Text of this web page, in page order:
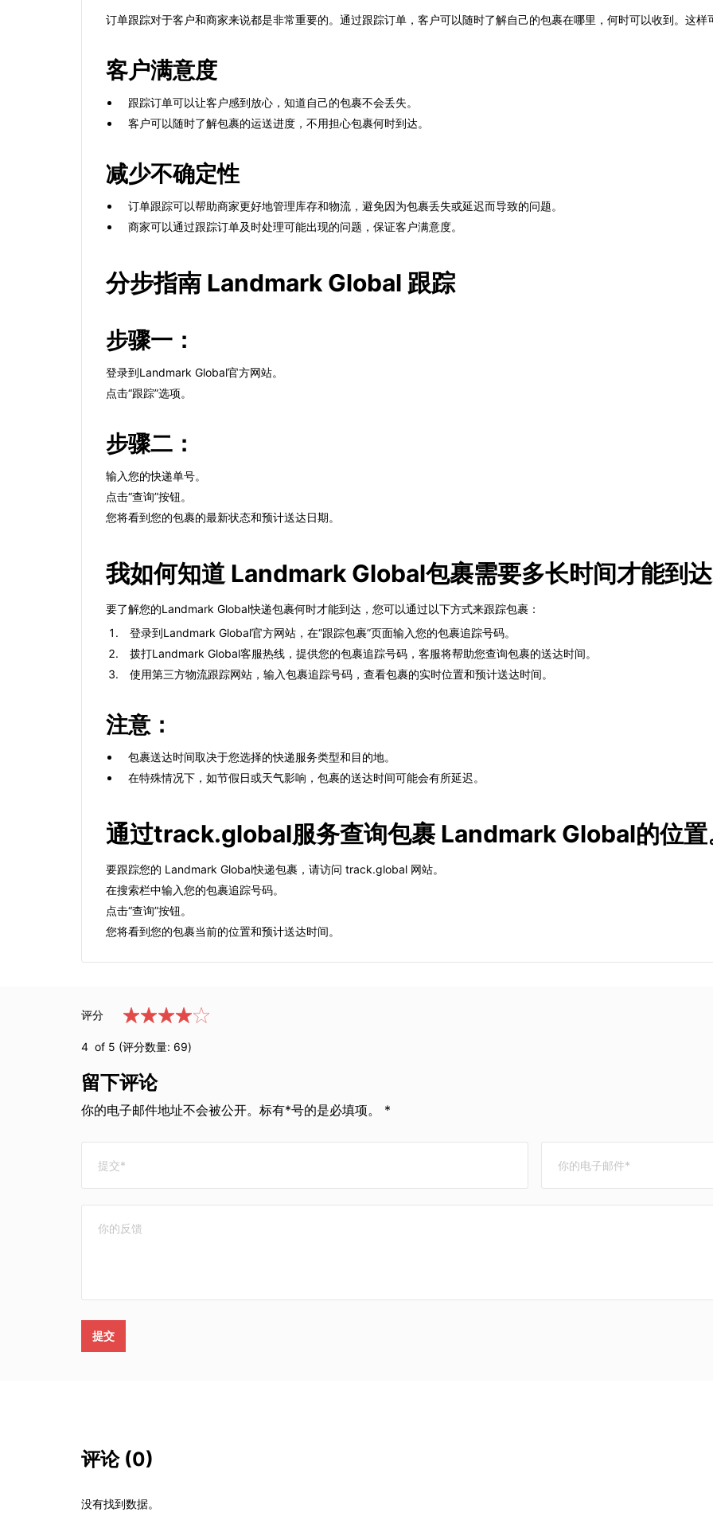
订单跟踪对于客户和商家来说都是非常重要的。通过跟踪订单，客户可以随时了解自己的包裹在哪里，何时可以收到。这
客户满意度
跟踪订单可以让客户感到放心，知道自己的包裹不会丢失。
客户可以随时了解包裹的运送进度，不用担心包裹何时到达。
减少不确定性
订单跟踪可以帮助商家更好地管理库存和物流，避免因为包裹丢失或延迟而导致的问题。
商家可以通过跟踪订单及时处理可能出现的问题，保证客户满意度。
分步指南 Landmark Global 跟踪
步骤一：
登录到Landmark Global官方网站。
点击“跟踪”选项。
步骤二：
输入您的快递单号。
点击“查询”按钮。
您将看到您的包裹的最新状态和预计送达日期。
我如何知道 Landmark Global包裹需要多长时间才能到
要了解您的Landmark Global快递包裹何时才能到达，您可以通过以下方式来跟踪包裹：
登录到Landmark Global官方网站，在“跟踪包裹”页面输入您的包裹追踪号码。
拨打Landmark Global客服热线，提供您的包裹追踪号码，客服将帮助您查询包裹的送达时间。
使用第三方物流跟踪网站，输入包裹追踪号码，查看包裹的实时位置和预计送达时间。
注意：
包裹送达时间取决于您选择的快递服务类型和目的地。
在特殊情况下，如节假日或天气影响，包裹的送达时间可能会有所延迟。
通过track.global服务查询包裹 Landmark Global的位置
要跟踪您的 Landmark Global快递包裹，请访问 track.global 网站。
在搜索栏中输入您的包裹追踪号码。
点击“查询”按钮。
您将看到您的包裹当前的位置和预计送达时间。
评分
4 of 5 (评分数量: 69)
留下评论
你的电子邮件地址不会被公开。标有*号的是必填项。 *
提交
评论 (0)
没有找到数据。